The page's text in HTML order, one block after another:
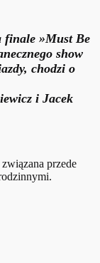
finale »Must Be
show
chodzi o
i Jacek
przede